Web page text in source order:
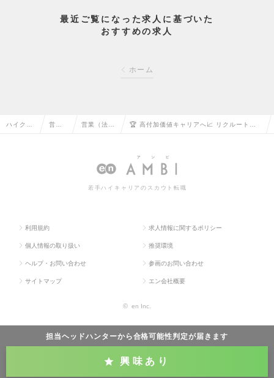
最近ご覧になった求人に基づいた
おすすめの求人
ホーム
担当ヘッドハンターから合格可能性判定が届きます
興味あり
ハイクラ 営業 営業（法人 🏆 高付加価値キャリアへ📈 リクルートの
人情報
若手ハイキャリアのスカウト転職
利用規約 求人情報に関するポリシー
個人情報の取り扱い 推奨環境
ヘルプ・お問い合わせ 参画のお問い合わせ
サイトマップ エン会社概要
© en Inc.